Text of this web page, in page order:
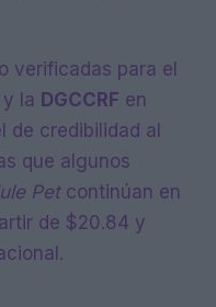
verificadas para el
y la DGCCRF en
de credibilidad al
que algunos
Petcontinúan en
de $20.84 y